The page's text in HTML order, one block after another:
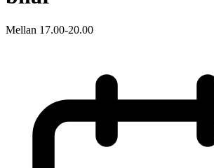
Mellan 17.00-20.00